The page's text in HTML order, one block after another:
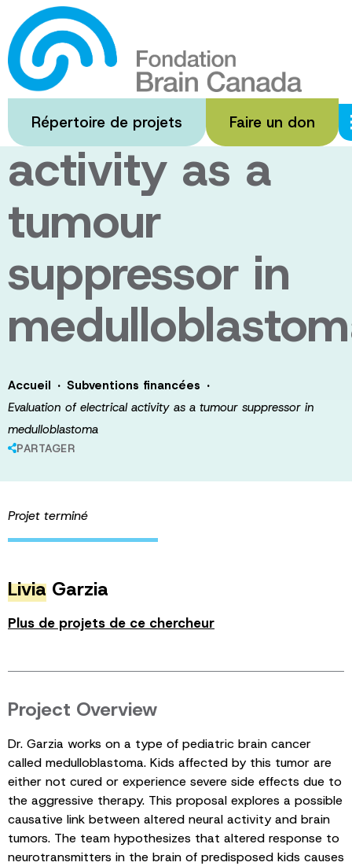
Passer
au
contenu
principal
Répertoire de projets Faire un don
Evaluation of
electrical
activity as a
tumour
suppressor in
Accueil · Subventions financées ·
Evaluation of electrical activity as a tumour suppressor in
medulloblastoma
PARTAGER
Projet terminé
Livia Garzia
Plus de projets de ce chercheur
Project Overview
Dr. Garzia works on a type of pediatric brain cancer
called medulloblastoma. Kids affected by this tumor are
either not cured or experience severe side effects due to
the aggressive therapy. This proposal explores a possible
causative link between altered neural activity and brain
tumors. The team hypothesizes that altered response to
neurotransmitters in the brain of predisposed kids causes